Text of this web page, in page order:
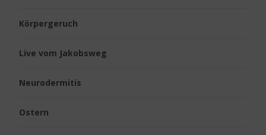
Körpergeruch
Live vom Jakobsweg
Neurodermitis
Ostern